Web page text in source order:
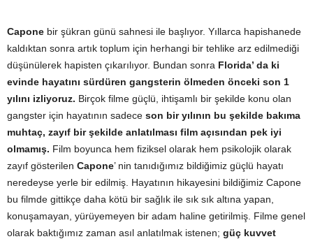
Capone bir şükran günü sahnesi ile başlıyor. Yıllarca hapishanede
kaldıktan sonra artık toplum için herhangi bir tehlike arz edilmediği
düşünülerek hapisten çıkarılıyor. Bundan sonra Florida’ da ki
evinde hayatını sürdüren gangsterin ölmeden önceki son 1
yılını izliyoruz. Birçok filme güçlü, ihtişamlı bir şekilde konu olan
gangster için hayatının sadece son bir yılının bu şekilde bakıma
muhtaç, zayıf bir şekilde anlatılması film açısından pek iyi
olmamış. Film boyunca hem fiziksel olarak hem psikolojik olarak
zayıf gösterilen Capone’ nin tanıdığımız bildiğimiz güçlü hayatı
neredeyse yerle bir edilmiş. Hayatının hikayesini bildiğimiz Capone
bu filmde gittikçe daha kötü bir sağlık ile sık sık altına yapan,
konuşamayan, yürüyemeyen bir adam haline getirilmiş. Filme genel
olarak baktığımız zaman asıl anlatılmak istenen; güç kuvvet